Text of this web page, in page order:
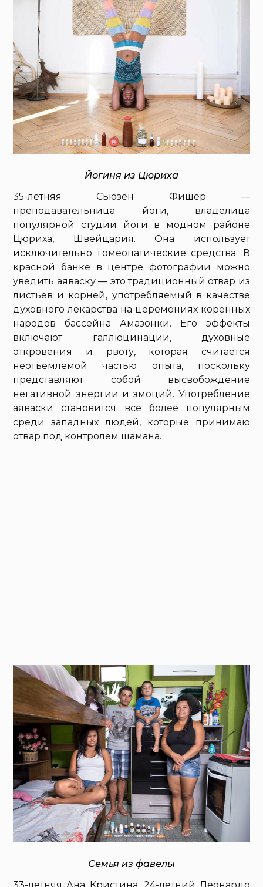
Йогиня из Цюриха
35-летняя Сьюзен Фишер —
преподавательница йоги, владелица
популярной студии йоги в модном районе
Цюриха, Швейцария. Она использует
исключительно гомеопатические средства. В
красной банке в центре фотографии можно
уведить аяваску — это традиционный отвар из
листьев и корней, употребляемый в качестве
духовного лекарства на церемониях коренных
народов бассейна Амазонки. Его эффекты
включают галлюцинации, духовные
откровения и рвоту, которая считается
неотъемлемой частью опыта, поскольку
представляют собой высвобождение
негативной энергии и эмоций. Употребление
аяваски становится все более популярным
среди западных людей, которые принимаю
отвар под контролем шамана.
Семья из фавелы